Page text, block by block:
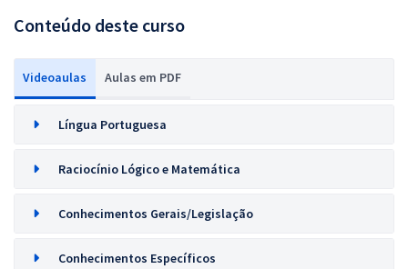
Conteúdo deste curso
Videoaulas Aulas em PDF
Língua Portuguesa
Raciocínio Lógico e Matemática
Conhecimentos Gerais/Legislação
Conhecimentos Específicos